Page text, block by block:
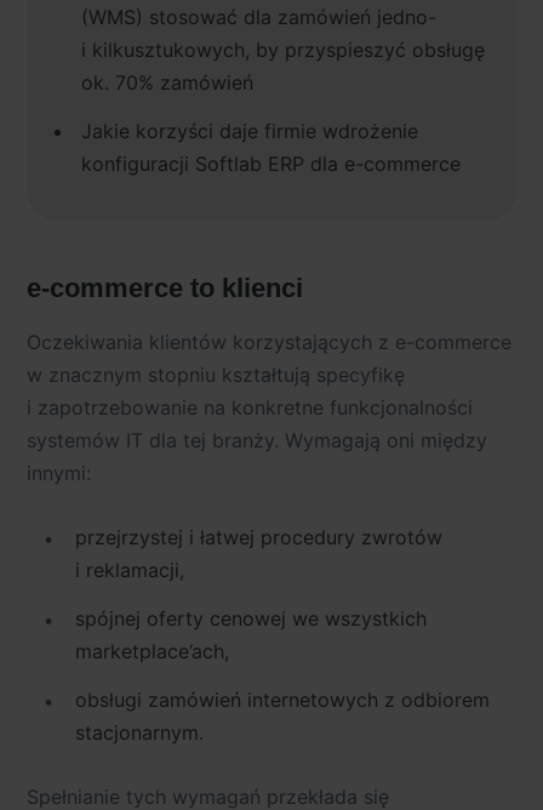
(WMS) stosować dla zamówień jedno-
i kilkusztukowych, by przyspieszyć obsługę
ok. 70% zamówień
Jakie korzyści daje firmie wdrożenie
konfiguracji Softlab ERP dla e-commerce
e-commerce to klienci
Oczekiwania klientów korzystających z e-commerce
w znacznym stopniu kształtują specyfikę
i zapotrzebowanie na konkretne funkcjonalności
systemów IT dla tej branży. Wymagają oni między
innymi:
przejrzystej i łatwej procedury zwrotów
i reklamacji,
spójnej oferty cenowej we wszystkich
marketplace’ach,
obsługi zamówień internetowych z odbiorem
stacjonarnym.
Spełnianie tych wymagań przekłada się